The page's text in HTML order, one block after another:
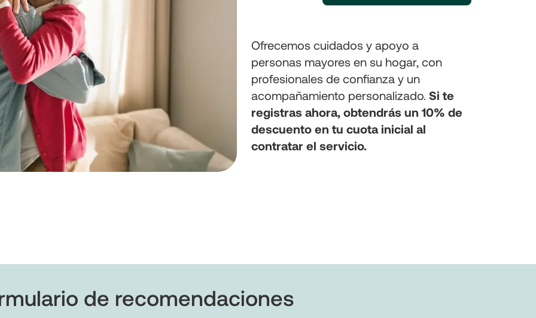
Ofrecemos cuidados y apoyo a
personas mayores en su hogar, con
profesionales de confianza y un
acompañamiento personalizado. Si te
registras ahora, obtendrás un 10% de
descuento en tu cuota inicial al
contratar el servicio.
de recomendaciones